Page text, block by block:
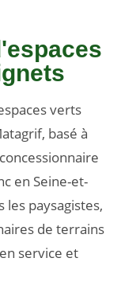
verts
basé à
en Seine-et-
paysagistes,
de terrains
service et